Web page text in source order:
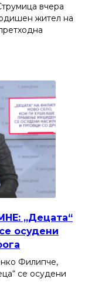
вчера
жител на
„Децата“
осудени
Филипче,
се осудени